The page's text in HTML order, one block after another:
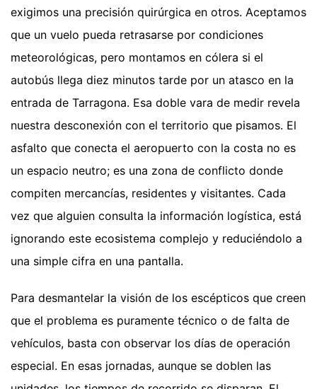
exigimos una precisión quirúrgica en otros. Aceptamos
que un vuelo pueda retrasarse por condiciones
meteorológicas, pero montamos en cólera si el
autobús llega diez minutos tarde por un atasco en la
entrada de Tarragona. Esa doble vara de medir revela
nuestra desconexión con el territorio que pisamos. El
asfalto que conecta el aeropuerto con la costa no es
un espacio neutro; es una zona de conflicto donde
compiten mercancías, residentes y visitantes. Cada
vez que alguien consulta la información logística, está
ignorando este ecosistema complejo y reduciéndolo a
una simple cifra en una pantalla.
Para desmantelar la visión de los escépticos que creen
que el problema es puramente técnico o de falta de
vehículos, basta con observar los días de operación
especial. En esas jornadas, aunque se doblen las